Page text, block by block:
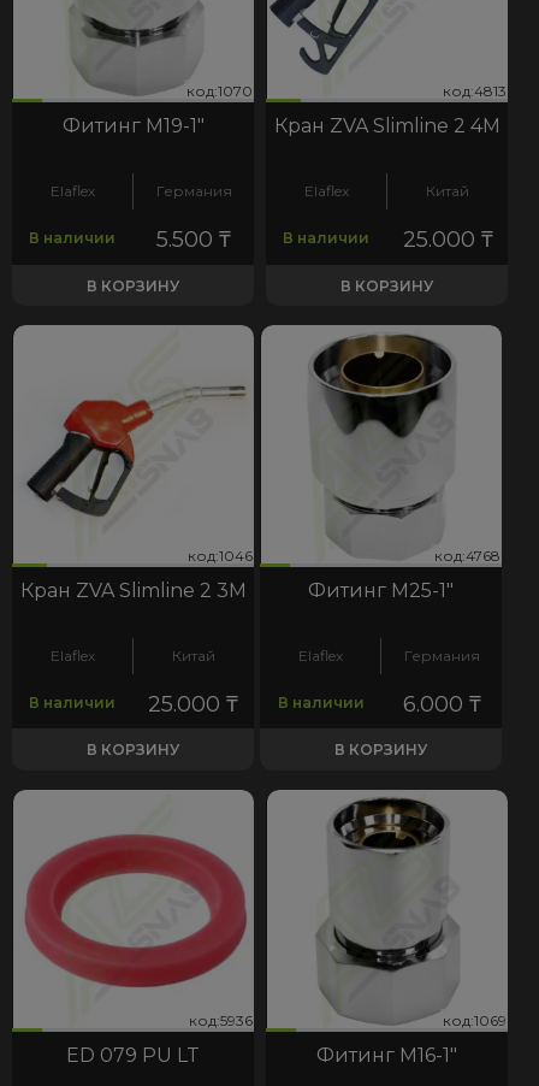
код:1070 код:1070
Фитинг М19-1"
Elaflex Германия
В наличии 5.500 ₸
В КОРЗИНУ
код:4813 код:4813
Кран ZVA Slimline 2 4М
Elaflex Китай
В наличии 25.000 ₸
В КОРЗИНУ
код:1046 код:1046
Кран ZVA Slimline 2 3М
Elaflex Китай
В наличии 25.000₸
В КОРЗИНУ
код:4768 код:4768
Фитинг М25-1"
Elaflex Германия
В наличии 6.000 ₸
В КОРЗИНУ
код:5936 код:5936
ED 079 PU LT
код:1069 код:1069
Фитинг М16-1"